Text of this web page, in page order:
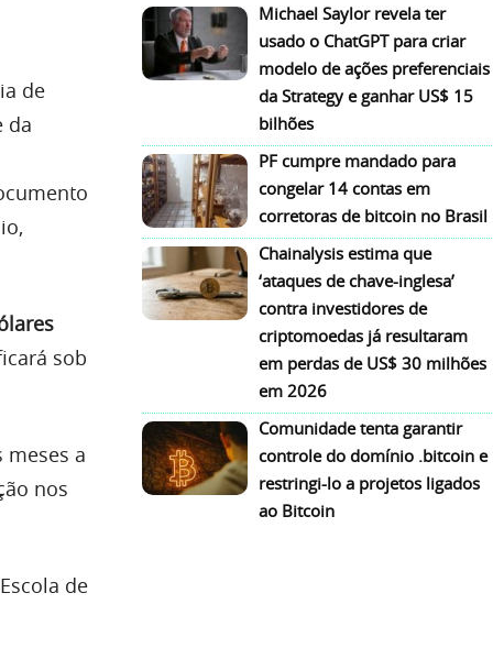
de
da
sob
a
nos
de
Michael Saylor revela ter
usado o ChatGPT para criar
modelo de ações preferenciais
da Strategy e ganhar US$ 15
bilhões
PF cumpre mandado para
congelar 14 contas em
corretoras de bitcoin no Brasil
Chainalysis estima que
‘ataques de chave-inglesa’
contra investidores de
criptomoedas já resultaram
em perdas de US$ 30 milhões
em 2026
Comunidade tenta garantir
controle do domínio .bitcoin e
restringi-lo a projetos ligados
ao Bitcoin